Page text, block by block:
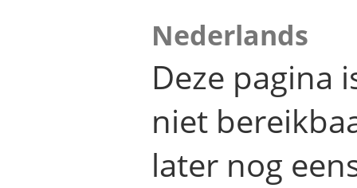
Nederlands
Deze pagina
niet
later nog